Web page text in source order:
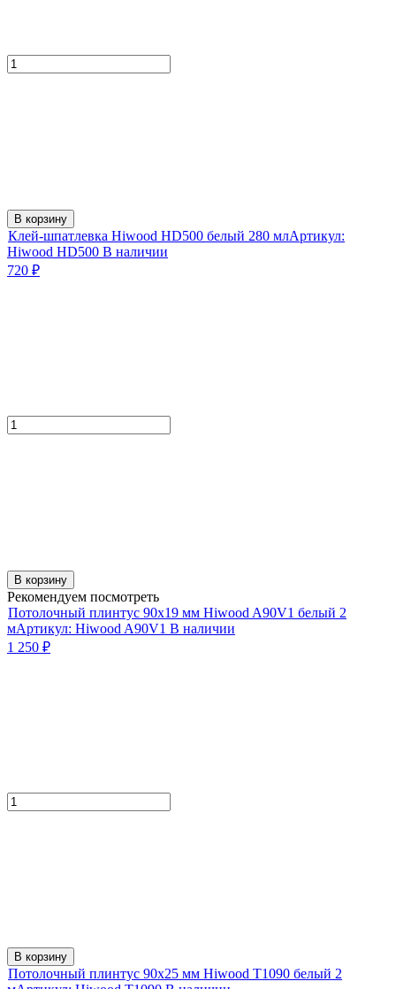
В корзину
Клей-шпатлевка Hiwood HD500 белый 280 млАртикул:
Hiwood HD500 В наличии
720 ₽
В корзину
Рекомендуем посмотреть
Потолочный плинтус 90х19 мм Hiwood A90V1 белый 2
мАртикул: Hiwood A90V1 В наличии
1 250 ₽
В корзину
Потолочный плинтус 90х25 мм Hiwood T1090 белый 2